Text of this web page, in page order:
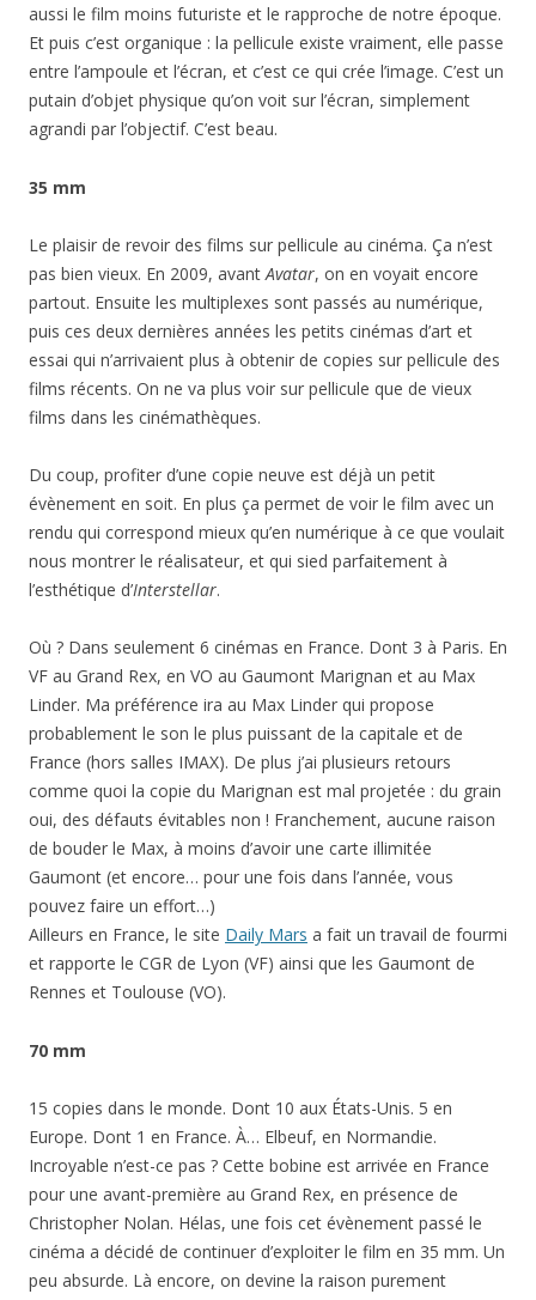
aussi le film moins futuriste et le rapproche de notre époque.
Et puis c’est organique : la pellicule existe vraiment, elle passe
entre l’ampoule et l’écran, et c’est ce qui crée l’image. C’est un
putain d’objet physique qu’on voit sur l’écran, simplement
agrandi par l’objectif. C’est beau.
35 mm
Le plaisir de revoir des films sur pellicule au cinéma. Ça n’est
pas bien vieux. En 2009, avantAvatar, on en voyait encore
partout. Ensuite les multiplexes sont passés au numérique,
puis ces deux dernières années les petits cinémas d’art et
essai qui n’arrivaient plus à obtenir de copies sur pellicule des
films récents. On ne va plus voir sur pellicule que de vieux
films dans les cinémathèques.
Du coup, profiter d’une copie neuve est déjà un petit
évènement en soit. En plus ça permet de voir le film avec un
rendu qui correspond mieux qu’en numérique à ce que voulait
nous montrer le réalisateur, et qui sied parfaitement à
l’esthétique d’Interstellar.
Où ? Dans seulement 6 cinémas en France. Dont 3 à Paris. En
VF au Grand Rex, en VO au Gaumont Marignan et au Max
Linder. Ma préférence ira au Max Linder qui propose
probablement le son le plus puissant de la capitale et de
France (hors salles IMAX). De plus j’ai plusieurs retours
comme quoi la copie du Marignan est mal projetée : du grain
oui, des défauts évitables non ! Franchement, aucune raison
de bouder le Max, à moins d’avoir une carte illimitée
Gaumont (et encore… pour une fois dans l’année, vous
pouvez faire un effort…)
Ailleurs en France, le site Daily Mars a fait un travail de fourmi
et rapporte le CGR de Lyon (VF) ainsi que les Gaumont de
Rennes et Toulouse (VO).
70 mm
15 copies dans le monde. Dont 10 aux États-Unis. 5 en
Europe. Dont 1 en France. À… Elbeuf, en Normandie.
Incroyable n’est-ce pas ? Cette bobine est arrivée en France
pour une avant-première au Grand Rex, en présence de
Christopher Nolan. Hélas, une fois cet évènement passé le
cinéma a décidé de continuer d’exploiter le film en 35 mm. Un
peu absurde. Là encore, on devine la raison purement